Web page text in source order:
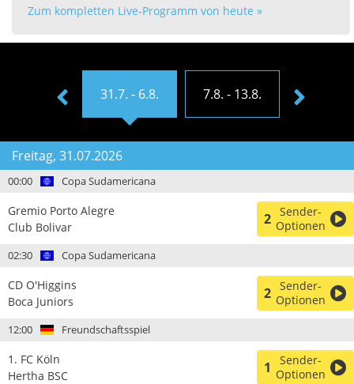
Zum kompletten Live-Programm von heute »
- 30.7. 31.7. - 6.8. 7.8. - 13.8. 14.8. -
Freitag, 31.07.2026
00:00 Copa Sudamericana
Gremio Porto Alegre
Club Bolivar
2 Sender-
Optionen
02:30 Copa Sudamericana
CD O'Higgins
Boca Juniors
2 Sender-
Optionen
12:00 Freundschaftsspiel
1. FC Köln
Hertha BSC
1
Sender-
Optionen